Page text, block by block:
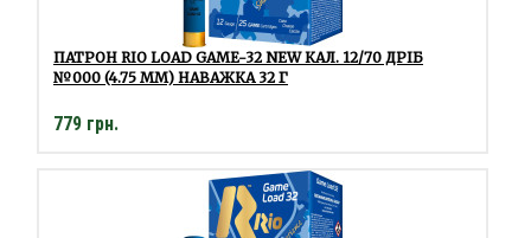
ПАТРОН RIO LOAD GAME-32 NEW КАЛ. 12/70 ДРІБ
№000 (4.75 ММ) НАВАЖКА 32 Г
779 грн.